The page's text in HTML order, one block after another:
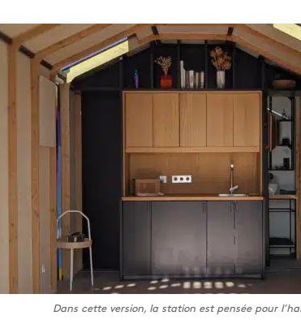
Dans cette version, la station est pensée pour